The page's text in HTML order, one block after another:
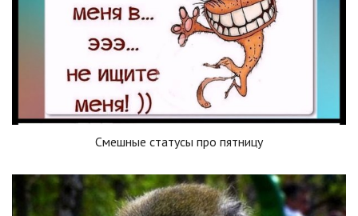
Смешные статусы про пятницу